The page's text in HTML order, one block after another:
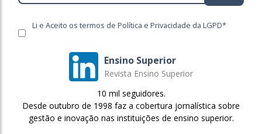
Li e Aceito os termos de Política e Privacidade da LGPD*
Ensino Superior
Revista Ensino Superior
10 mil seguidores.
Desde outubro de 1998 faz a cobertura jornalística sobre
gestão e inovação nas instituições de ensino superior.